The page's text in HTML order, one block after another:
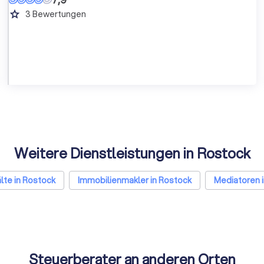
grade 3 Bewertungen
Weitere Dienstleistungen in Rostock
in Rostock Immobilienmakler in Rostock Mediatoren
Steuerberater an anderen Orten